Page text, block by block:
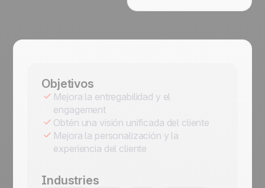
Objetivos
Mejora la entregabilidad y el
engagement
Obtén una visión unificada del cliente
Mejora la personalización y la
experiencia del cliente
Industries